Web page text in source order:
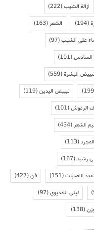
ازالة الشيب(222)
(194) الشعر(163)
على الشيب(97)
السادس(101)
تبييض البشرة(559)
تبييض اليدين(119)
الرموش(101)
الشعر(434)
(113)
رشيد(167)
عدد الاصابات(151) فن(427)
ليلى الحديوي(97)
(138)